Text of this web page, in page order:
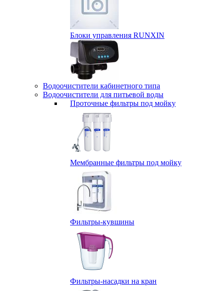
Блоки управления RUNXIN
Водоочистители кабинетного типа
Водоочистители для питьевой воды
Проточные фильтры под мойку
Мембранные фильтры под мойку
Фильтры-кувшины
Фильтры-насадки на кран